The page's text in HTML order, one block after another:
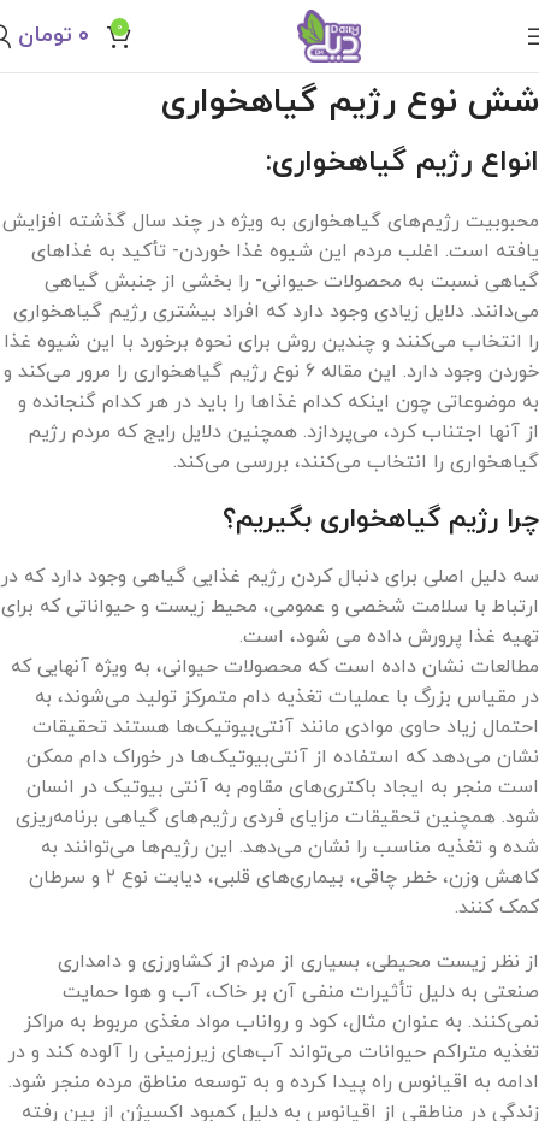
0 ۰ تومان
شش نوع رژیم گیاهخواری
انواع رژیم گیاهخواری:
محبوبیت رژیم‌های گیاهخواری به ویژه در چند سال گذشته افزایش
یافته است. اغلب مردم این شیوه غذا خوردن- تأکید به غذاهای
گیاهی نسبت به محصولات حیوانی- را بخشی از جنبش گیاهی
می‌دانند. دلایل زیادی وجود دارد که افراد بیشتری رژیم گیاهخواری
را انتخاب می‌کنند و چندین روش برای نحوه برخورد با این شیوه غذا
خوردن وجود دارد. این مقاله 6 نوع رژیم گیاهخواری را مرور می‌کند و
به موضوعاتی چون اینکه کدام غذاها را باید در هر کدام گنجانده و
از آنها اجتناب کرد، می‌پردازد. همچنین دلایل رایج که مردم رژیم
گیاهخواری را انتخاب می‌کنند، بررسی می‌کند.
چرا رژیم گیاهخواری بگیریم؟
سه دلیل اصلی برای دنبال کردن رژیم غذایی گیاهی وجود دارد که در
ارتباط با سلامت شخصی و عمومی، محیط زیست و حیواناتی که برای
تهیه غذا پرورش داده می شود، است.
مطالعات نشان داده است که محصولات حیوانی، به ویژه آنهایی که
در مقیاس بزرگ با عملیات تغذیه دام متمرکز تولید می‌شوند، به
احتمال زیاد حاوی موادی مانند آنتی‌بیوتیک‌ها هستند تحقیقات
نشان می‌دهد که استفاده از آنتی‌بیوتیک‌ها در خوراک دام ممکن
است منجر به ایجاد باکتری‌های مقاوم به آنتی بیوتیک در انسان
شود. همچنین تحقیقات مزایای فردی رژیم‌های گیاهی برنامه‌ریزی
شده و تغذیه مناسب را نشان می‌دهد. این رژیم‌ها می‌توانند به
کاهش وزن، خطر چاقی، بیماری‌های قلبی، دیابت نوع ۲ و سرطان
کمک کنند.
از نظر زیست محیطی، بسیاری از مردم از کشاورزی و دامداری
صنعتی به دلیل تأثیرات منفی آن بر خاک، آب و هوا حمایت
نمی‌کنند. به عنوان مثال، کود و رواناب مواد مغذی مربوط به مراکز
تغذیه متراکم حیوانات می‌تواند آب‌های زیرزمینی را آلوده کند و در
ادامه به اقیانوس راه پیدا کرده و به توسعه مناطق مرده منجر شود.
زندگی در مناطقی از اقیانوس به دلیل کمبود اکسیژن از بین رفته